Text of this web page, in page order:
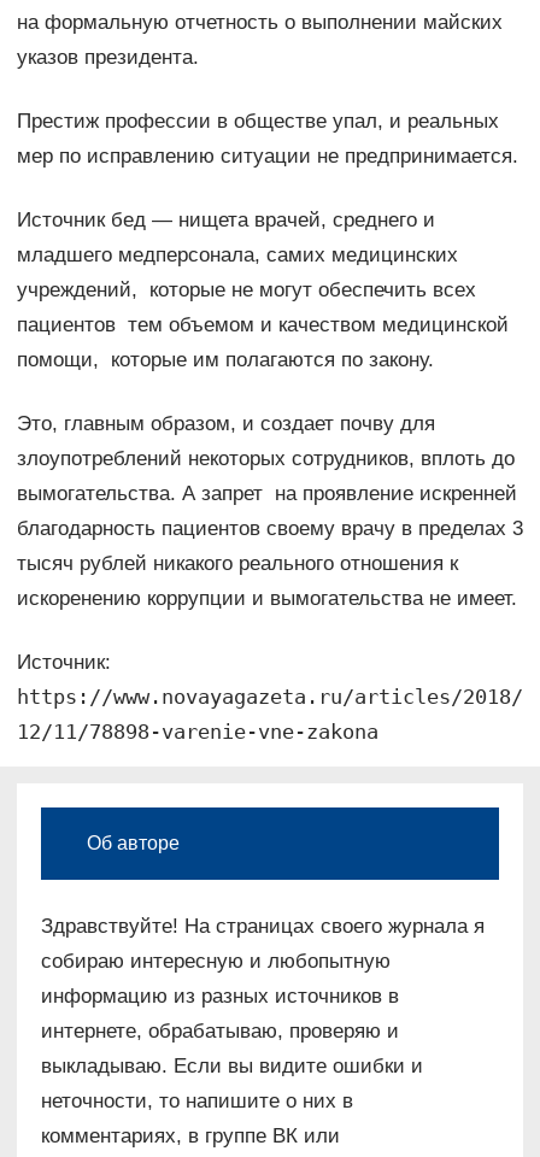
на формальную отчетность о выполнении майских
указов президента.
Престиж профессии в обществе упал, и реальных
мер по исправлению ситуации не предпринимается.
Источник бед — нищета врачей, среднего и
младшего медперсонала, самих медицинских
учреждений, которые не могут обеспечить всех
пациентов тем объемом и качеством медицинской
помощи, которые им полагаются по закону.
Это, главным образом, и создает почву для
злоупотреблений некоторых сотрудников, вплоть до
вымогательства. А запрет на проявление искренней
благодарность пациентов своему врачу в пределах 3
тысяч рублей никакого реального отношения к
искоренению коррупции и вымогательства не имеет.
Источник:
https://www.novayagazeta.ru/articles/2018/
12/11/78898-varenie-vne-zakona
Об авторе
Здравствуйте! На страницах своего журнала я
собираю интересную и любопытную
информацию из разных источников в
интернете, обрабатываю, проверяю и
выкладываю. Если вы видите ошибки и
неточности, то напишите о них в
комментариях, в группе ВК или